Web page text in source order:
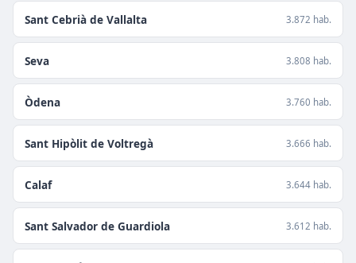
Sant Cebrià de Vallalta 3.872 hab.
Seva 3.808 hab.
Òdena 3.760 hab.
Sant Hipòlit de Voltregà 3.666 hab.
Calaf 3.644 hab.
Sant Salvador de Guardiola 3.612 hab.